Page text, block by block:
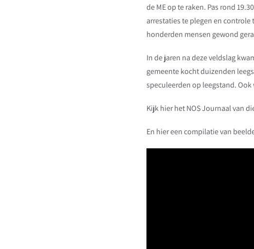
de ME op te raken. Pas rond
arrestaties te plegen en controle
honderden mensen gewond
In de jaren na deze veldslag
gemeente kocht duizenden
speculeerden op leegstand.
Kijk hier het NOS Journaal van
En hier een compilatie van